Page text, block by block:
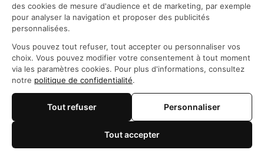
Siège social: 21 Rue des Filles du Calvaire, 75003
Paris, France
WhatsApp: https://wa.me/+84966206648
support@maisonotaku.com
des cookies de mesure d'audience et de marketing, par exemple
pour analyser la navigation et proposer des publicités
personnalisées.
Vous pouvez tout refuser, tout accepter ou personnaliser vos
choix. Vous pouvez modifier votre consentement à tout moment
via les paramètres cookies. Pour plus d'informations, consultez
notre politique de confidentialité.
Tout refuser Personnaliser
Tout accepter